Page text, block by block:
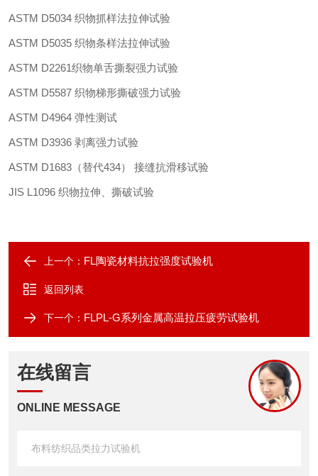
ASTM D5034 织物抓样法拉伸试验
ASTM D5035 织物条样法拉伸试验
ASTM D2261织物单舌撕裂强力试验
ASTM D5587 织物梯形撕破强力试验
ASTM D4964 弹性测试
ASTM D3936 剥离强力试验
ASTM D1683 （替代434） 接缝抗滑移试验
JIS L1096 织物拉伸、撕破试验
上一个： FL陶瓷材料抗拉强度试验机
返回列表
下一个： FLPL-G系列金属高温拉压疲劳试验机
在线留言
ONLINE MESSAGE